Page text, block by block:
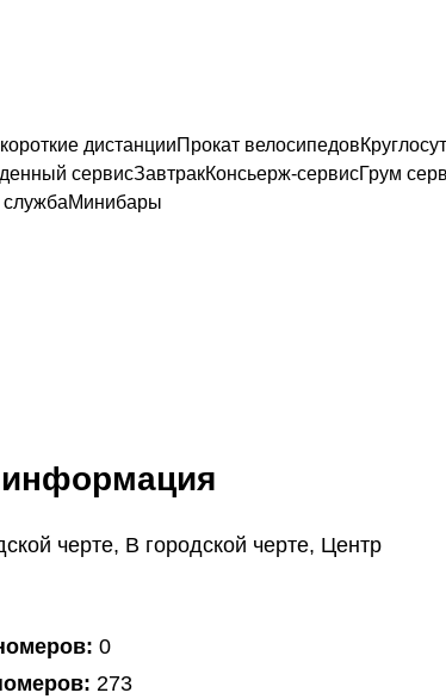
дистанцииПрокат велосипедов
сервисЗавтракКонсьерж-сервисГрум
Минибары
черте, В городской черте, Центр
0
273